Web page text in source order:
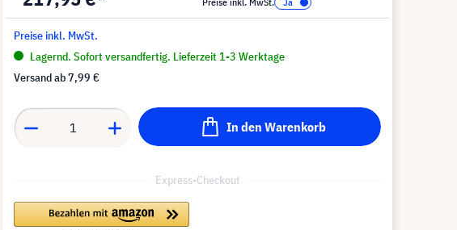
Preise inkl. MwSt.
Lagernd. Sofort versandfertig. Lieferzeit 1-3 Werktage
Versand ab7,99 €
In den Warenkorb
Express-Checkout